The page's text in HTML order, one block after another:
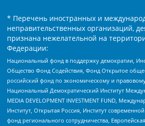
* Перечень иностранных и
неправительственных организаций,
признана нежелательной на
Федерации:
Национальный фонд в поддержку демократии,
Общество Фонд Содействия, Фонд Открытое
российский фонд по экономическому и
Национальный Демократический Институт
MEDIA DEVELOPMENT INVESTMENT FUND,
Институт, Открытая Россия, Институт
фонд регионального сотрудничества,